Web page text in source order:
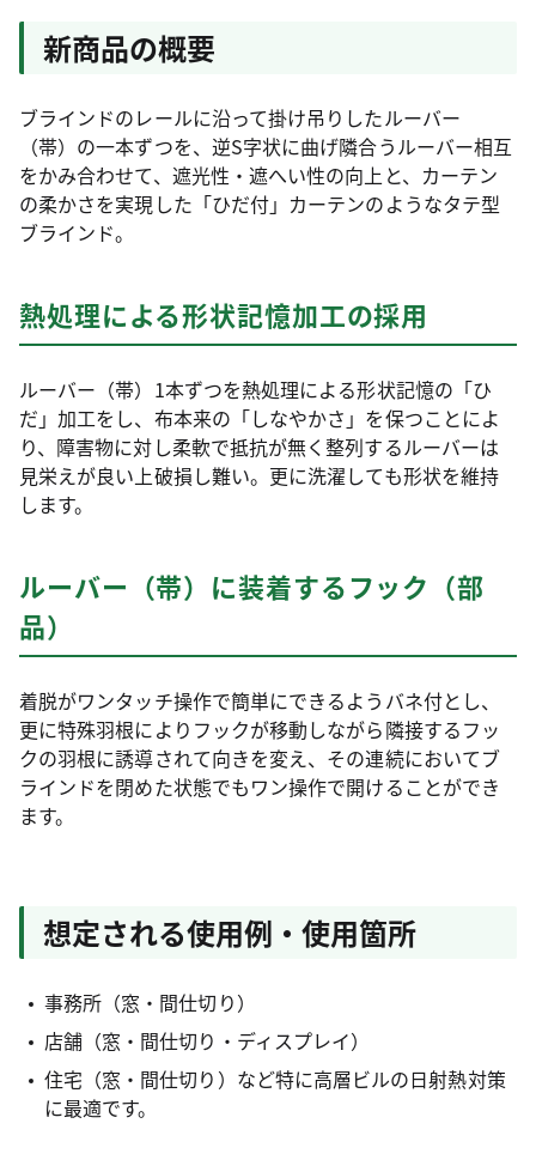
新商品の概要
ブラインドのレールに沿って掛け吊りしたルーバー
（帯）の一本ずつを、逆S字状に曲げ隣合うルーバー相互
をかみ合わせて、遮光性・遮へい性の向上と、カーテン
の柔かさを実現した「ひだ付」カーテンのようなタテ型
ブラインド。
熱処理による形状記憶加工の採用
ルーバー（帯）1本ずつを熱処理による形状記憶の「ひ
だ」加工をし、布本来の「しなやかさ」を保つことによ
り、障害物に対し柔軟で抵抗が無く整列するルーバーは
見栄えが良い上破損し難い。更に洗濯しても形状を維持
します。
ルーバー（帯）に装着するフック（部
品）
着脱がワンタッチ操作で簡単にできるようバネ付とし、
更に特殊羽根によりフックが移動しながら隣接するフッ
クの羽根に誘導されて向きを変え、その連続においてブ
ラインドを閉めた状態でもワン操作で開けることができ
ます。
想定される使用例・使用箇所
事務所（窓・間仕切り）
店舗（窓・間仕切り・ディスプレイ）
住宅（窓・間仕切り）など特に高層ビルの日射熱対策
に最適です。